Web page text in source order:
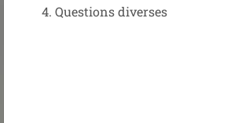
Questions diverses